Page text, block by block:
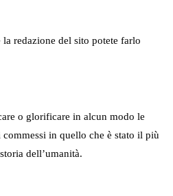
la redazione del sito potete farlo
o glorificare in alcun modo le
in quello che è stato il più
dell’umanità.